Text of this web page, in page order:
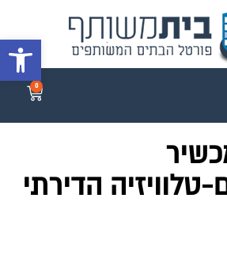
פתח
0
טלוויזיה הדירתי